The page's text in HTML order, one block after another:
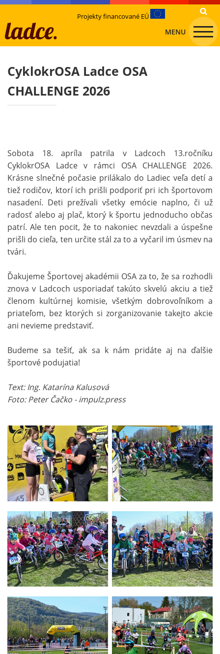
Projekty financované EÚ
MENU
CyklokrOSA Ladce OSA
CHALLENGE 2026
Sobota 18. apríla patrila v Ladcoch 13.ročníku
CyklokrOSA Ladce v rámci OSA CHALLENGE 2026.
Krásne slnečné počasie prilákalo do Ladiec veľa detí a
tiež rodičov, ktorí ich prišli podporiť pri ich športovom
nasadení. Deti prežívali všetky emócie naplno, či už
radosť alebo aj plač, ktorý k športu jednoducho občas
patrí. Ale ten pocit, že to nakoniec nevzdali a úspešne
prišli do cieľa, ten určite stál za to a vyčaril im úsmev na
tvári.
Ďakujeme Športovej akadémii OSA za to, že sa rozhodli
znova v Ladcoch usporiadať takúto skvelú akciu a tiež
členom kultúrnej komisie, všetkým dobrovoľníkom a
priateľom, bez ktorých si zorganizovanie takejto akcie
ani nevieme predstaviť.
Budeme sa tešiť, ak sa k nám pridáte aj na ďalšie
športové podujatia!
Text: Ing. Katarína Kalusová
Foto: Peter Čačko - impulz.press